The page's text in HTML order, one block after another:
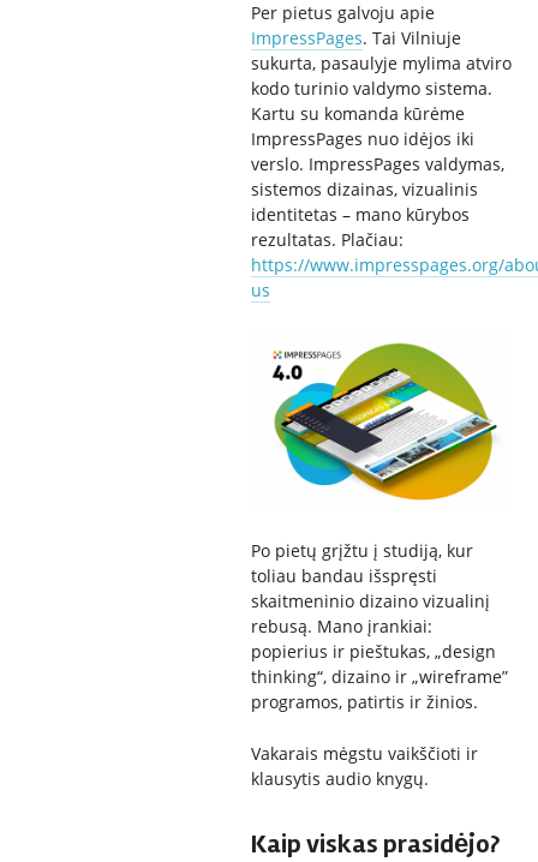
Per pietus galvoju apie
ImpressPages. Tai Vilniuje
sukurta, pasaulyje mylima atviro
kodo turinio valdymo sistema.
Kartu su komanda kūrėme
ImpressPages nuo idėjos iki
verslo. ImpressPages valdymas,
sistemos dizainas, vizualinis
identitetas – mano kūrybos
rezultatas. Plačiau:
https://www.impresspages.org/
us
Po pietų grįžtu į studiją, kur
toliau bandau išspręsti
skaitmeninio dizaino vizualinį
rebusą. Mano įrankiai:
popierius ir pieštukas, „design
thinking“, dizaino ir „wireframe”
programos, patirtis ir žinios.
Vakarais mėgstu vaikščioti ir
klausytis audio knygų.
Kaip viskas prasidėjo?